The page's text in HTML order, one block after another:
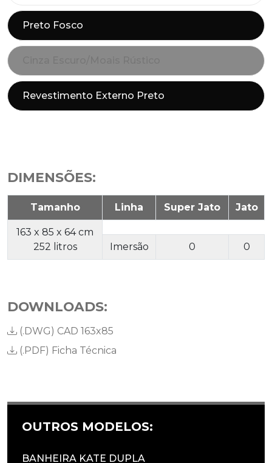
Preto Fosco
Revestimento Externo Preto
DIMENSÕES:
Tamanho Linha Super Jato Jato
163 x 85 x 64 cm
252 litros
Imersão 0 0
DOWNLOADS:
(.DWG) CAD 163x85
(.PDF) Ficha Técnica
OUTROS MODELOS:
BANHEIRA KATE DUPLA